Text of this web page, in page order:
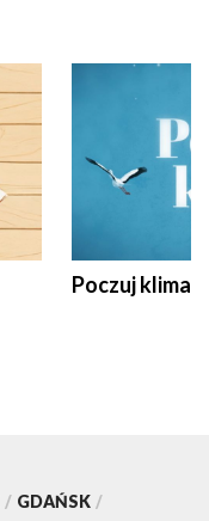
Poczuj klimat
/ GDAŃSK /